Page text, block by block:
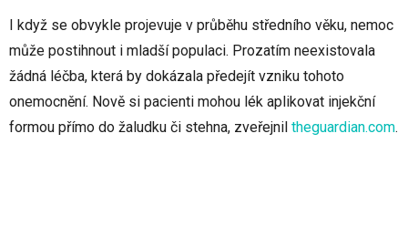
I když se obvykle projevuje v průběhu středního věku, nemoc
může postihnout i mladší populaci. Prozatím neexistovala
žádná léčba, která by dokázala předejít vzniku tohoto
onemocnění. Nově si pacienti mohou lék aplikovat injekční
formou přímo do žaludku či stehna, zveřejnil theguardian.com.